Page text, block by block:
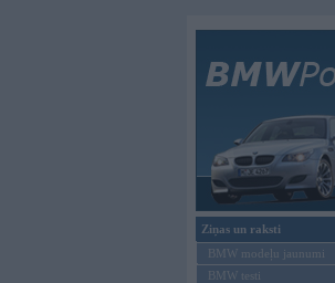
Ziņas un raksti
BMW modeļu jaunumi
BMW testi